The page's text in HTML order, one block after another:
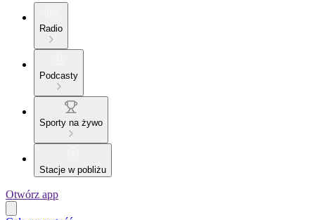
Radio
Podcasty
Sporty na żywo
Stacje w pobliżu
Otwórz app